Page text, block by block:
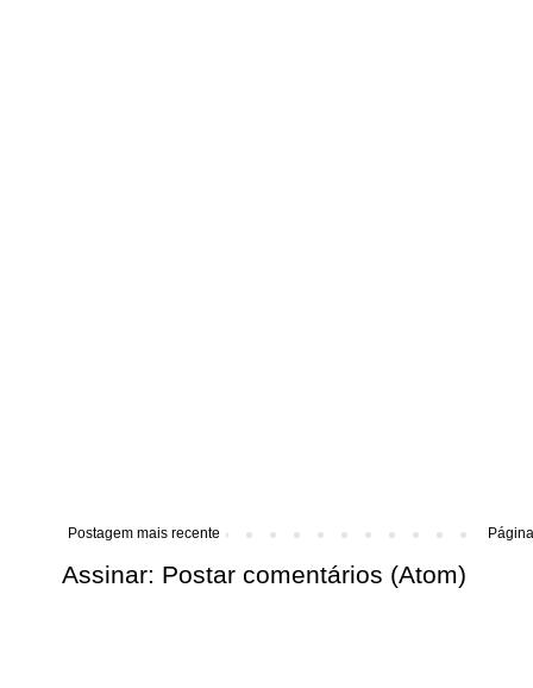
Postagem mais recente
Assinar: Postar comentários (Atom)